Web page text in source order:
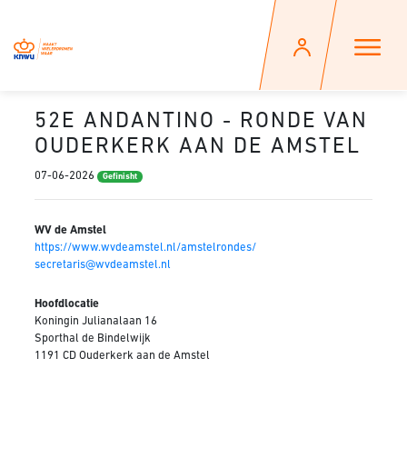
52E ANDANTINO - RONDE VAN
OUDERKERK AAN DE AMSTEL
07-06-2026 Gefinisht
WV de Amstel
https://www.wvdeamstel.nl/amstelrondes/
secretaris@wvdeamstel.nl
Hoofdlocatie
Koningin Julianalaan 16
Sporthal de Bindelwijk
1191 CD Ouderkerk aan de Amstel